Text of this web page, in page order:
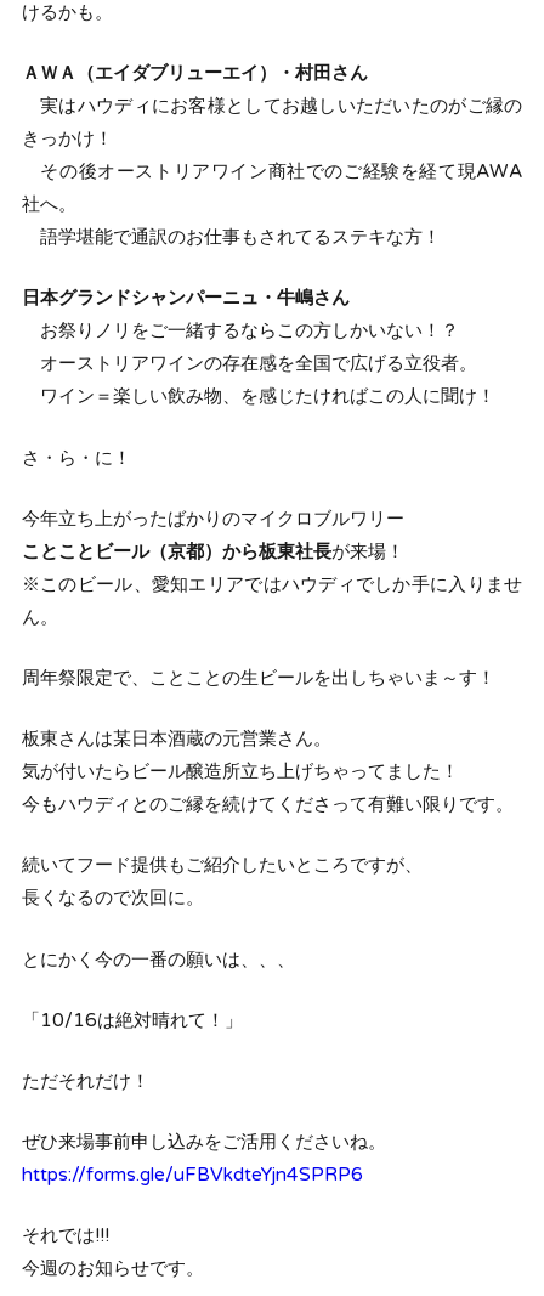
けるかも。
ＡＷＡ（エイダブリューエイ）・村田さん
実はハウディにお客様としてお越しいただいたのがご縁の
きっかけ！
その後オーストリアワイン商社でのご経験を経て現AWA
社へ。
語学堪能で通訳のお仕事もされてるステキな方！
日本グランドシャンパーニュ・牛嶋さん
お祭りノリをご一緒するならこの方しかいない！？
オーストリアワインの存在感を全国で広げる立役者。
ワイン＝楽しい飲み物、を感じたければこの人に聞け！
さ・ら・に！
今年立ち上がったばかりのマイクロブルワリー
ことことビール（京都）から板東社長が来場！
※このビール、愛知エリアではハウディでしか手に入りませ
ん。
周年祭限定で、ことことの生ビールを出しちゃいま～す！
板東さんは某日本酒蔵の元営業さん。
気が付いたらビール醸造所立ち上げちゃってました！
今もハウディとのご縁を続けてくださって有難い限りです。
続いてフード提供もご紹介したいところですが、
長くなるので次回に。
とにかく今の一番の願いは、、、
「10/16は絶対晴れて！」
ただそれだけ！
ぜひ来場事前申し込みをご活用くださいね。
https://forms.gle/uFBVkdteYjn4SPRP6
それでは!!!
今週のお知らせです。